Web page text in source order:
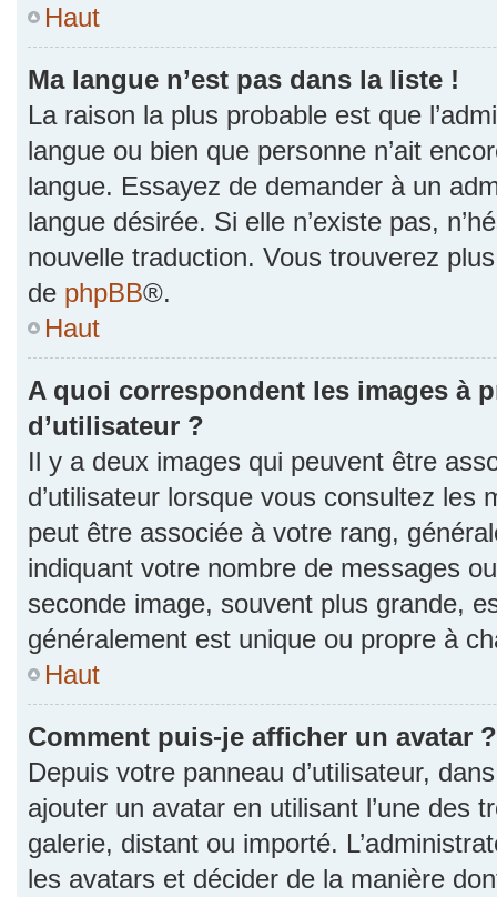
Haut
Ma langue n’est pas dans la liste !
La raison la plus probable est que
langue ou bien que personne n’ait
langue. Essayez de demander à un
langue désirée. Si elle n’existe pas,
nouvelle traduction. Vous trouverez
de phpBB®.
Haut
A quoi correspondent les images à
d’utilisateur ?
Il y a deux images qui peuvent être
d’utilisateur lorsque vous consultez les
peut être associée à votre rang,
indiquant votre nombre de messages
seconde image, souvent plus grande,
généralement est unique ou propre à
Haut
Comment puis-je afficher un avatar ?
Depuis votre panneau d’utilisateur,
ajouter un avatar en utilisant l’une des
galerie, distant ou importé.
les avatars et décider de la manière